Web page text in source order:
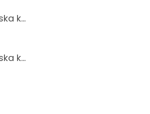
Dámska kožená kabelka LAURA BIAGGI 944-PINK
produktu je 5 z 5 hviezdičiek.
Dámska kožená kabelka TS04-519/JEANS BLUE
produktu je 5 z 5 hviezdičiek.